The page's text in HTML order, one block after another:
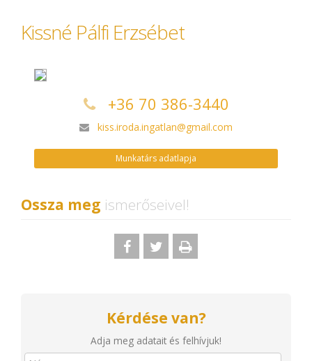
Kissné Pálfi Erzsébet
+36 70 386-3440
kiss.iroda.ingatlan@gmail.com
Munkatárs adatlapja
Ossza meg ismerőseivel!
Kérdése van?
Adja meg adatait és felhívjuk!